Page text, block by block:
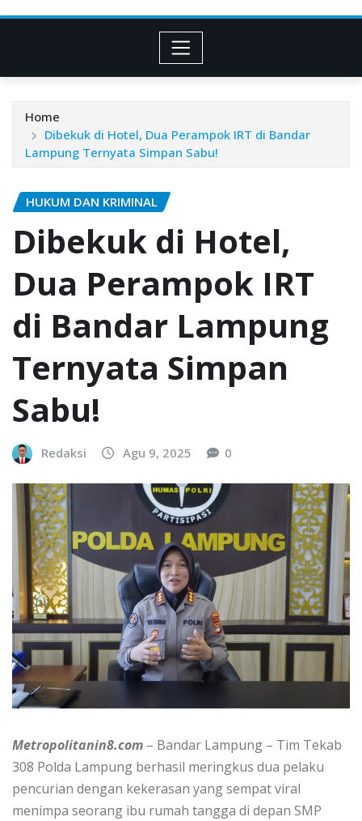
Home
Dibekuk di Hotel, Dua Perampok IRT di Bandar
Lampung Ternyata Simpan Sabu!
HUKUM DAN KRIMINAL
Dibekuk di Hotel,
Dua Perampok IRT
di Bandar Lampung
Ternyata Simpan
Sabu!
Redaksi Agu 9, 2025 0
Metropolitanin8.com – Bandar Lampung – Tim Tekab
308 Polda Lampung berhasil meringkus dua pelaku
pencurian dengan kekerasan yang sempat viral
menimpa seorang ibu rumah tangga di depan SMP